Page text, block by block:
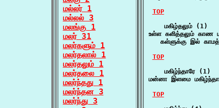
மல்லர் 1
மல்லல் 3
மலங்கு 1
மலர் 31
மலர்களும் 1
மலர்தலால் 1
மலர்தலும் 1
மலர்தலை 1
மலர்ந்தது 1
மலர்ந்தன 3
மலர்ந்து 3
TOP
    மகிழ்தலும் (1)
உள்ள களித்தலும் காண
கள்ளுக்கு இல்
TOP
    மகிழ்ந்தாரே (1)
மன்னா இளமை
TOP